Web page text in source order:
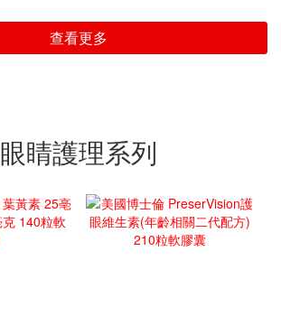
查看更多
眼睛護理系列